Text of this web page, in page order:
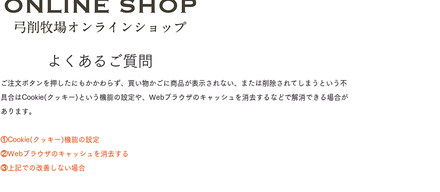
よくあるご質問
ご注文ボタンを押したにもかかわらず、買い物かごに商品が表示されない、または削除されてしまうという不
具合はCookie(クッキー)という機能の設定や、Webブラウザのキャッシュを消去するなどで解消できる場合が
あります。
①Cookie(クッキー)機能の設定
②Webブラウザのキャッシュを消去する
③上記での改善しない場合